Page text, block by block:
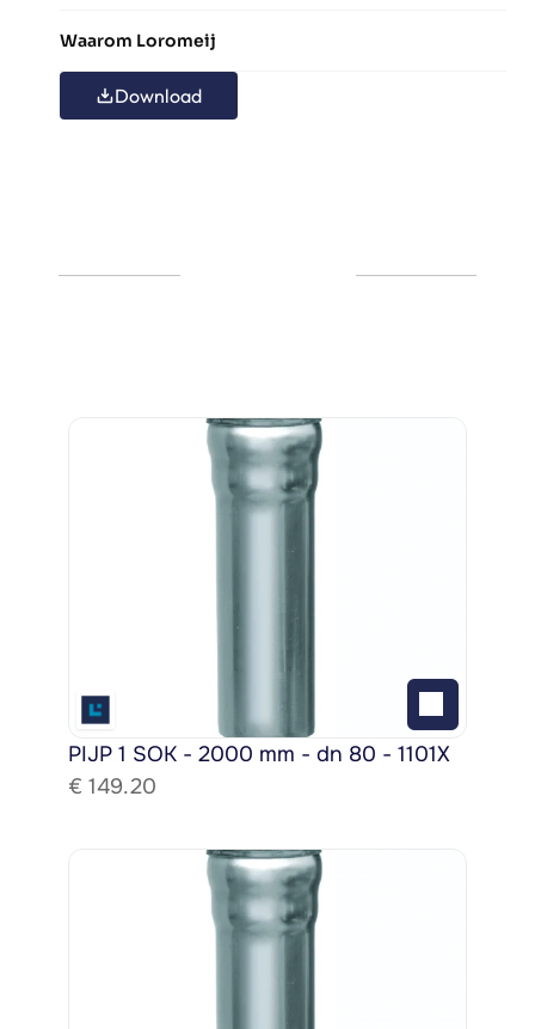
Waarom Loromeij
Download
PIJP 1 SOK - 2000 mm - dn 80 - 1101X
€ 149.20